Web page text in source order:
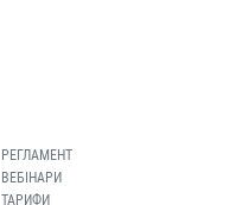
РЕГЛАМЕНТ
ВЕБІНАРИ
ТАРИФИ